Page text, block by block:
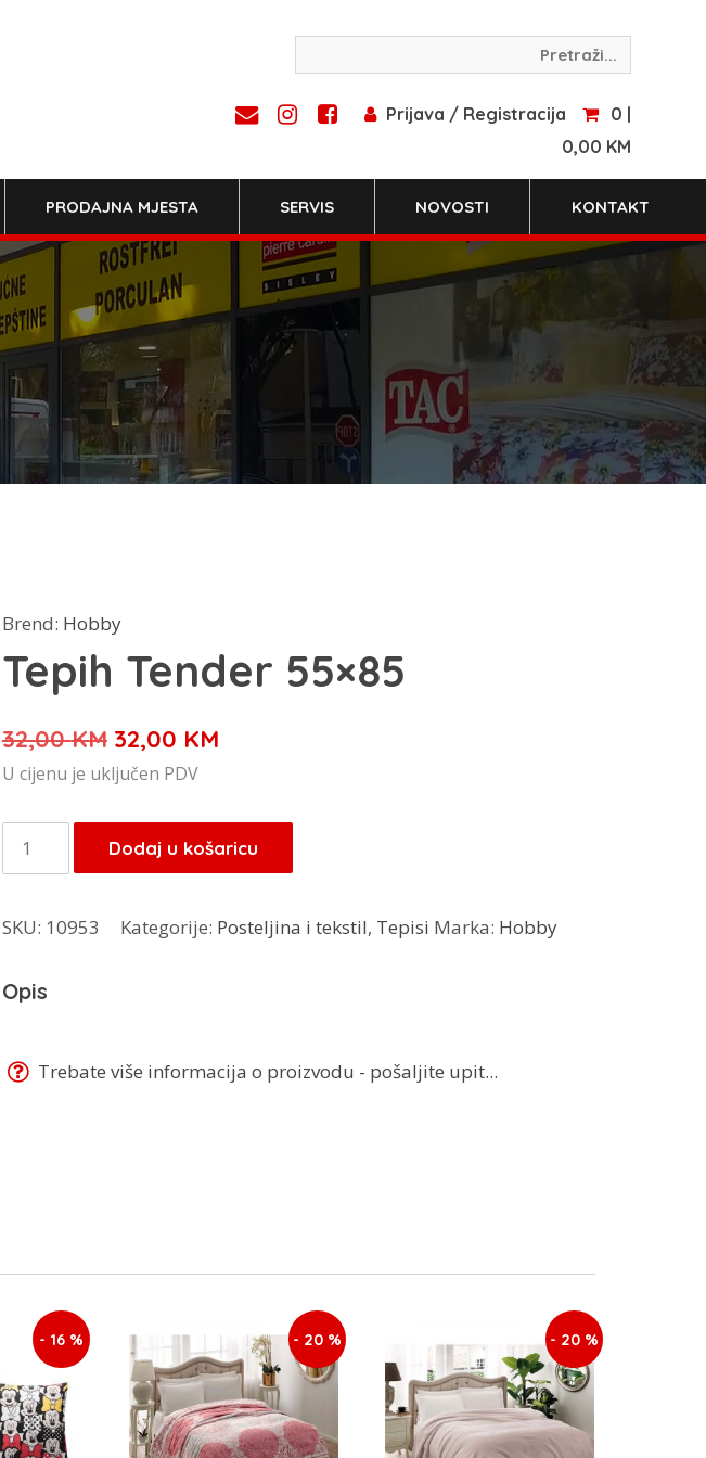
Prijava / Registracija
0 |
0,00 KM
PRODAJNA MJESTA SERVIS NOVOSTI KONTAKT
Brend: Hobby
Tepih Tender 55×85
32,00KM Izvorna
cijena
je:
32,00 KM.
32,00 KMTrenutna
32,00 KM.
U cijenu je uključen PDV
Tepih
Tender
količina
Dodaj u košaricu
SKU: 10953 Kategorije: Posteljina i tekstil, Tepisi Marka: Hobby
Opis
Trebate više informacija o proizvodu - pošaljite upit...
- 16 % - 20 % - 20 %